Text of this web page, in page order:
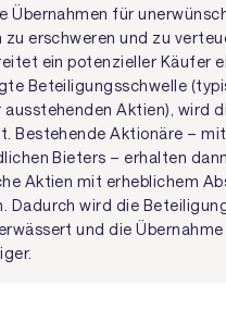
Übernahmen für
zu erschweren und zu
ein potenzieller Käufer
Beteiligungsschwelle
ausstehenden Aktien), wird
Bestehende Aktionäre –
Bieters – erhalten
Aktien mit erheblichem
Dadurch wird die
und die